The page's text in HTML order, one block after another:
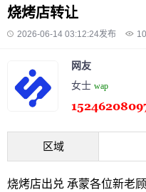
烧烤店转让
2026-06-14 03:12:24发布
网友
女士 wap
区域
烧烤店出兑 承蒙各位新老